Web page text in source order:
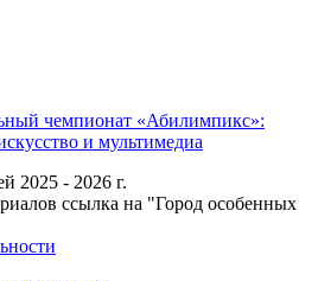
чемпионат «Абилимпикс»:
и мультимедиа
2025 - 2026 г.
ссылка на "Город особенных